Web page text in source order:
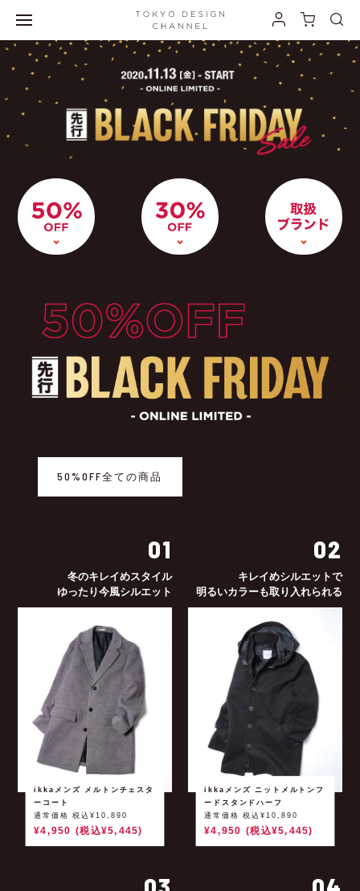
50%OFF全ての商品
01
冬のキレイめスタイル
ゆったり今風シルエット
ikkaメンズ メルトンチェスタ
ーコート
通常価格 税込¥10,890
¥4,950 (税込¥5,445)
02
キレイめシルエットで
明るいカラーも取り入れられる
ikkaメンズ ニットメルトンフ
ードスタンドハーフ
通常価格 税込¥10,890
¥4,950 (税込¥5,445)